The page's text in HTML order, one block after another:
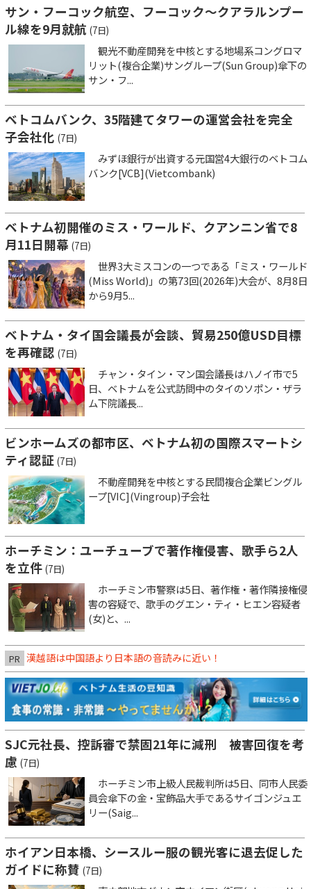
サン・フーコック航空、フーコック～クアラルンプー
ル線を9月就航 (7日)
観光不動産開発を中核とする地場系コングロマ
リット(複合企業)サングループ(Sun Group)傘下の
サン・フ...
ベトコムバンク、35階建てタワーの運営会社を完全
子会社化 (7日)
みずほ銀行が出資する元国営4大銀行のベトコム
バンク[VCB](Vietcombank)
ベトナム初開催のミス・ワールド、クアンニン省で8
月11日開幕 (7日)
世界3大ミスコンの一つである「ミス・ワールド
(Miss World)」の第73回(2026年)大会が、8月8日
から9月5...
ベトナム・タイ国会議長が会談、貿易250億USD目標
を再確認 (7日)
チャン・タイン・マン国会議長はハノイ市で5
日、ベトナムを公式訪問中のタイのソポン・ザラ
ム下院議長...
ビンホームズの都市区、ベトナム初の国際スマートシ
ティ認証 (7日)
不動産開発を中核とする民間複合企業ビングル
ープ[VIC](Vingroup)子会社
ホーチミン：ユーチューブで著作権侵害、歌手ら2人
を立件 (7日)
ホーチミン市警察は5日、著作権・著作隣接権侵
害の容疑で、歌手のグエン・ティ・ヒエン容疑者
(女)と、...
PR 漢越語は中国語より日本語の音読みに近い！
SJC元社長、控訴審で禁固21年に減刑 被害回復を考
慮 (7日)
ホーチミン市上級人民裁判所は5日、同市人民委
員会傘下の金・宝飾品大手であるサイゴンジュエ
リー(Saig...
ホイアン日本橋、シースルー服の観光客に退去促した
ガイドに称賛 (7日)